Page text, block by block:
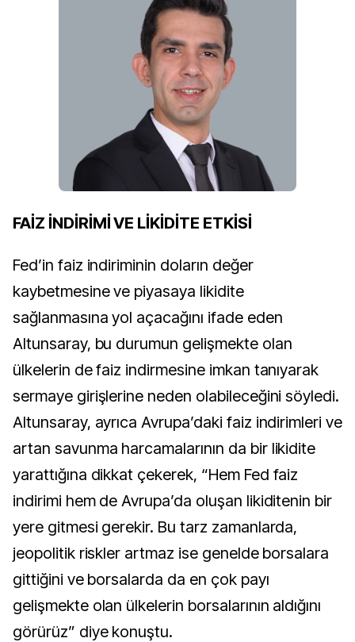
FAİZ İNDİRİMİ VE LİKİDİTE ETKİSİ
Fed’in faiz indiriminin doların değer
kaybetmesine ve piyasaya likidite
sağlanmasına yol açacağını ifade eden
Altunsaray, bu durumun gelişmekte olan
ülkelerin de faiz indirmesine imkan tanıyarak
sermaye girişlerine neden olabileceğini söyledi.
Altunsaray, ayrıca Avrupa’daki faiz indirimleri ve
artan savunma harcamalarının da bir likidite
yarattığına dikkat çekerek, “Hem Fed faiz
indirimi hem de Avrupa’da oluşan likiditenin bir
yere gitmesi gerekir. Bu tarz zamanlarda,
jeopolitik riskler artmaz ise genelde borsalara
gittiğini ve borsalarda da en çok payı
gelişmekte olan ülkelerin borsalarının aldığını
görürüz” diye konuştu.